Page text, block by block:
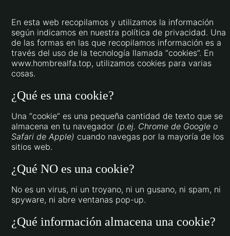
En esta web recopilamos y utilizamos la información
según indicamos en nuestra política de privacidad. Una
de las formas en las que recopilamos información es a
través del uso de la tecnología llamada “cookies”. En
www.hombrealfa.top, utilizamos cookies para varias
cosas.
¿Qué es una cookie?
Una “cookie” es una pequeña cantidad de texto que se
almacena en tu navegador (p.ej. Chrome de Google o
Safari de Apple) cuando navegas por la mayoría de los
sitios web.
¿Qué NO es una cookie?
No es un virus, ni un troyano, ni un gusano, ni spam, ni
spyware, ni abre ventanas pop-up.
¿Qué información almacena una cookie?